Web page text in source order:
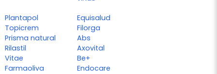
Plantapol
Topicrem
Prisma natural
Rilastil
Vitae
Farmaoliva
Equisalud
Filorga
Abs
Axovital
Be+
Endocare